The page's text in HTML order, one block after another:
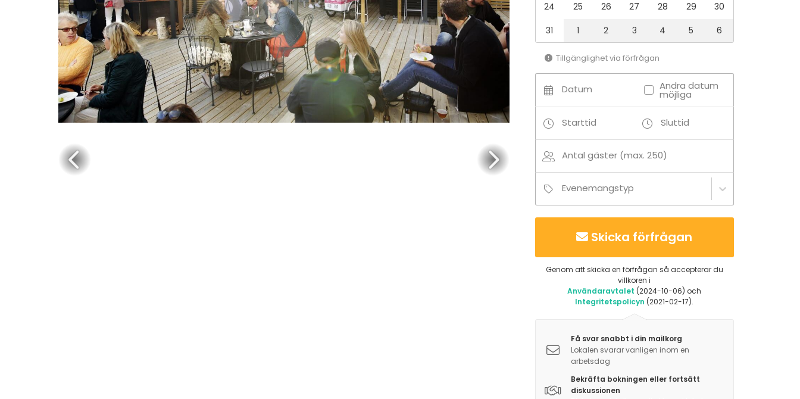
24
25 26 27 28 29
30
31
1 2 3 4 5 6
Tillgänglighet via förfrågan
Datum Andra datum
möjliga
Starttid Sluttid
Antal gäster (max. 250)
Evenemangstyp
Skicka förfrågan
Genom att skicka en förfrågan så accepterar du
villkoren i
Användaravtalet (2024-10-06) och
Integritetspolicyn (2021-02-17).
Få svar snabbt i din mailkorg
Lokalen svarar vanligen inom en
arbetsdag
Bekräfta bokningen eller fortsätt
diskussionen